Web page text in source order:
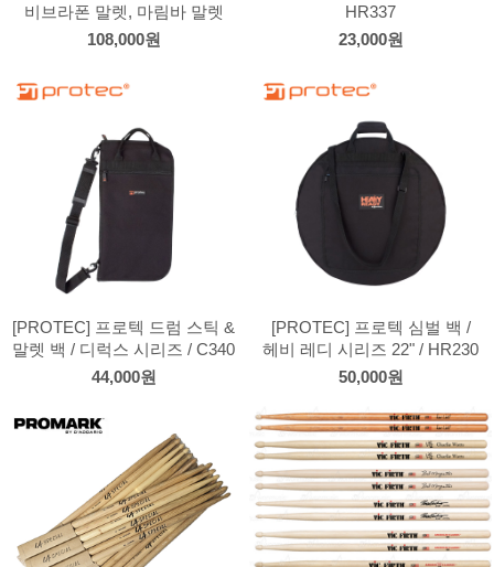
비브라폰 말렛, 마림바 말렛
108,000원
HR337
23,000원
[PROTEC] 프로텍 드럼 스틱 &
말렛 백 / 디럭스 시리즈 / C340
44,000원
[PROTEC] 프로텍 심벌 백 /
헤비 레디 시리즈 22" / HR230
50,000원